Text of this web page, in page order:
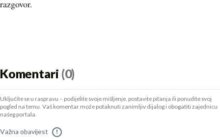
razgovor.
Komentari (0)
Uključite se u raspravu – podijelite svoje mišljenje, postavite pitanja ili ponudite svoj
pogled na temu. Vaš komentar može potaknuti zanimljiv dijalog i obogatiti zajednicu
našeg portala.
Važna obavijest !